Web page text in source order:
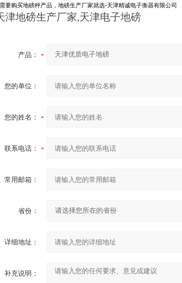
要购买地磅秤产品，地磅生产厂家就选-天津精诚电子衡器有限公司
津地磅生产厂家,天津电子地磅
产品：
您的单位：
您的姓名：
联系电话：
常用邮箱：
省份：
详细地址：
补充说明：